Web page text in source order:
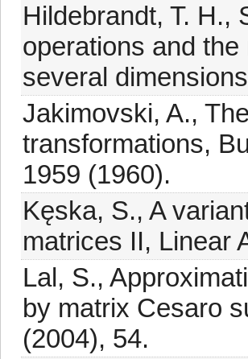
Hildebrandt, T. H.,
operations and
several
Jakimovski, A.,
transformations,
1959 (1960).
Kęska, S., A
matrices II, Linear
Lal, S.,
by matrix Cesaro
(2004), 54.